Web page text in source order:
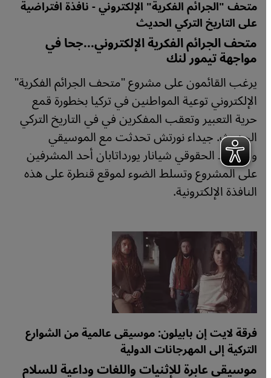
متحف "الجرائم الفكرية" الإلكتروني - نافذة افتراضية
على التاريخ التركي الحديث
متحف الجرائم الفكرية الإلكتروني...جحا في
مواجهة تيمور لنك
يرغب القائمون على مشروع "متحف الجرائم الفكرية"
الإلكتروني توعية المواطنين في تركيا بخطورة قمع
حرية التعبير وتعقب المفكرين في في التاريخ التركي
الحديث. جيداء نورتش تحدثت مع الموسيقي
والناشط الحقوقي شيانار يورداتابان أحد المشرفين
على المشروع وتسلط الضوء لموقع قنطرة على هذه
النافذة الإلكترونية.
فرقة لايت إن بابيلون: موسيقى عالمية من الشوارع
التركية إلى المهرجانات الدولية
موسيقى عابرة للإثنيات واللغات وداعية للسلام